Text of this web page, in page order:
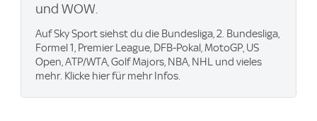
und WOW.
Auf Sky Sport siehst du die Bundesliga, 2. Bundesliga,
Formel 1, Premier League, DFB-Pokal, MotoGP, US
Open, ATP/WTA, Golf Majors, NBA, NHL und vieles
mehr. Klicke hier für mehr Infos.